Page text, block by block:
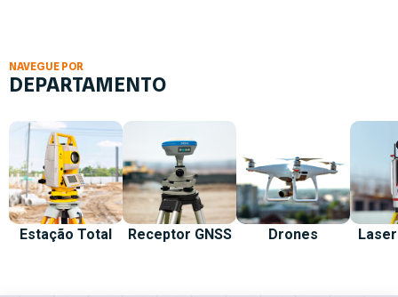
NAVEGUE POR
DEPARTAMENTO
Estação Total Receptor GNSS Drones